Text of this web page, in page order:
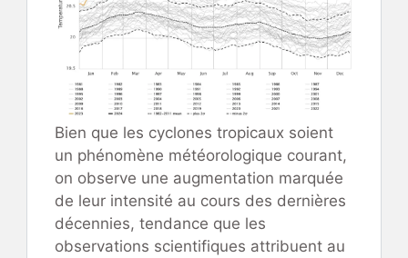
Bien que les cyclones tropicaux soient
un phénomène météorologique courant,
on observe une augmentation marquée
de leur intensité au cours des dernières
décennies, tendance que les
observations scientifiques attribuent au